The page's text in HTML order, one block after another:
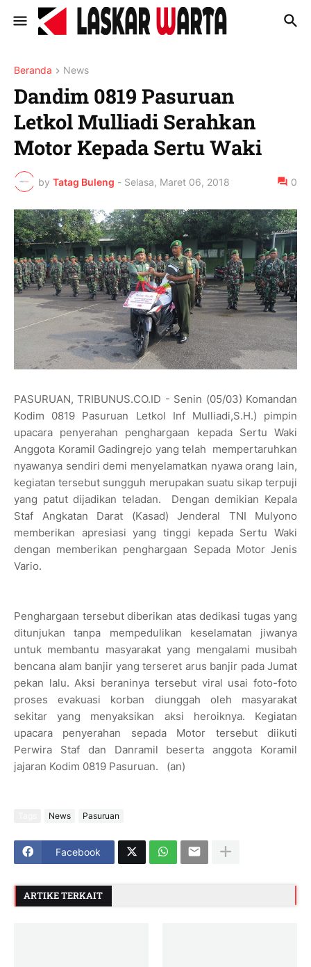
Beranda News
Dandim 0819 Pasuruan
Letkol Mulliadi Serahkan
Motor Kepada Sertu Waki
by Tatag Buleng - Selasa, Maret 06, 2018 0
PASURUAN, TRIBUNUS.CO.ID - Senin (05/03) Komandan
Kodim 0819 Pasuruan Letkol Inf Mulliadi,S.H.) pimpin
upacara penyerahan penghargaan kepada Sertu Waki
Anggota Koramil Gadingrejo yang telah mempertaruhkan
nyawanya sendiri demi menyelamatkan nyawa orang lain,
kegiatan tersebut sungguh merupakan suatu sikap terpuji
yang patut dijadikan teladan. Dengan demikian Kepala
Staf Angkatan Darat (Kasad) Jenderal TNI Mulyono
memberikan apresiasi yang tinggi kepada Sertu Waki
dengan memberikan penghargaan Sepada Motor Jenis
Vario.
Penghargaan tersebut diberikan atas dedikasi tugas yang
ditunjukan tanpa mempedulikan keselamatan jiwanya
untuk membantu masyarakat yang mengalami musibah
bencana alam banjir yang terseret arus banjir pada Jumat
pekan lalu. Aksi beraninya tersebut viral usai foto-foto
proses evakuasi korban diunggah oleh masyarakat
sekitar yang menyaksikan aksi heroiknya. Kegiatan
upacara penyerahan sepada Motor tersebut diikuti
Perwira Staf dan Danramil beserta anggota Koramil
jajaran Kodim 0819 Pasuruan. (an)
News Pasuruan
Facebook
ARTIKE TERKAIT